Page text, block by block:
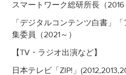
スマートワーク総研所長（2016
「デジタルコンテンツ白書」
集委員（2021～）
【TV・ラジオ出演など】
日本テレビ「ZIP!」